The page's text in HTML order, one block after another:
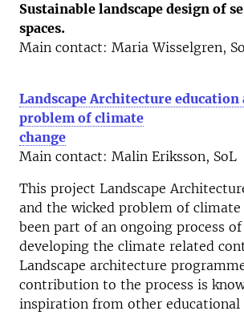
Sustainable landscape design of
spaces.
Main contact: Maria Wisselgren,
Landscape Architecture
problem of climate
change
Main contact: Malin Eriksson, SoL
This project Landscape
and the wicked problem of climate
been part of an ongoing process
developing the climate related
Landscape architecture
contribution to the process is
inspiration from other educational